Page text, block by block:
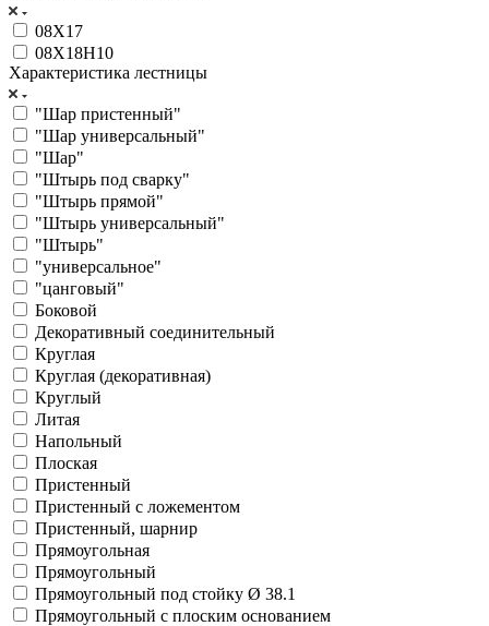
08Х17
08Х18Н10
Характеристика лестницы
"Шар пристенный"
"Шар универсальный"
"Шар"
"Штырь под сварку"
"Штырь прямой"
"Штырь универсальный"
"Штырь"
"универсальное"
"цанговый"
Боковой
Декоративный соединительный
Круглая
Круглая (декоративная)
Круглый
Литая
Напольный
Плоская
Пристенный
Пристенный с ложементом
Пристенный, шарнир
Прямоугольная
Прямоугольный
Прямоугольный под стойку Ø 38.1
Прямоугольный с плоским основанием